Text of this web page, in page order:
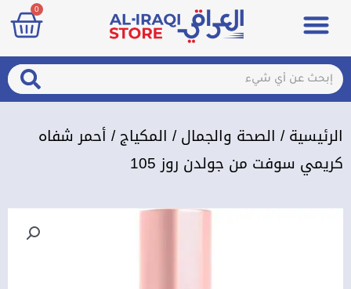
Menu
0
Search
الرئيسية/ الصحة والجمال/ المكياج/ أحمر شفاه
كريمي سوفت من جولدن روز 105